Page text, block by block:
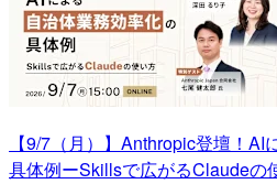
【9/7（月）】Anthropic登壇！
具体例ーSkillsで広がるClaudeの